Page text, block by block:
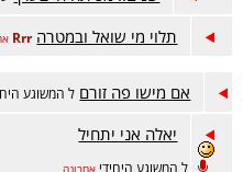
תלוי מי שואל ובמטרה Rrr
אם מישו פה זורם ל המשוגע
יאלה אני יתחיל
ל המשוגע היחידי אחרונה